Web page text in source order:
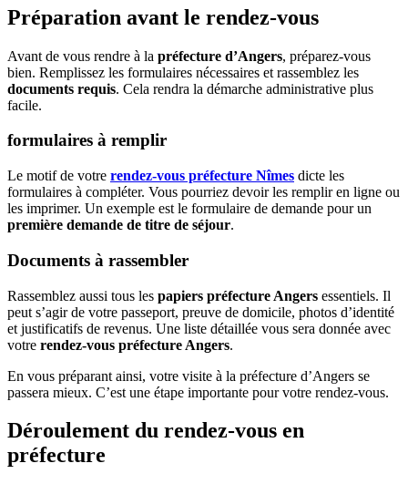
Préparation avant le rendez-vous
Avant de vous rendre à la préfecture d’Angers, préparez-vous
bien. Remplissez les formulaires nécessaires et rassemblez les
documents requis. Cela rendra la démarche administrative plus
facile.
formulaires à remplir
Le motif de votre rendez-vous préfecture Nîmes dicte les
formulaires à compléter. Vous pourriez devoir les remplir en ligne ou
les imprimer. Un exemple est le formulaire de demande pour un
première demande de titre de séjour.
Documents à rassembler
Rassemblez aussi tous les papiers préfecture Angers essentiels. Il
peut s’agir de votre passeport, preuve de domicile, photos d’identité
et justificatifs de revenus. Une liste détaillée vous sera donnée avec
votre rendez-vous préfecture Angers.
En vous préparant ainsi, votre visite à la préfecture d’Angers se
passera mieux. C’est une étape importante pour votre rendez-vous.
Déroulement du rendez-vous en
préfecture